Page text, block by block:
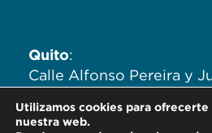
Quito:
Calle Alfonso Pereira y
704,705,706.
Utilizamos cookies para
nuestra web.